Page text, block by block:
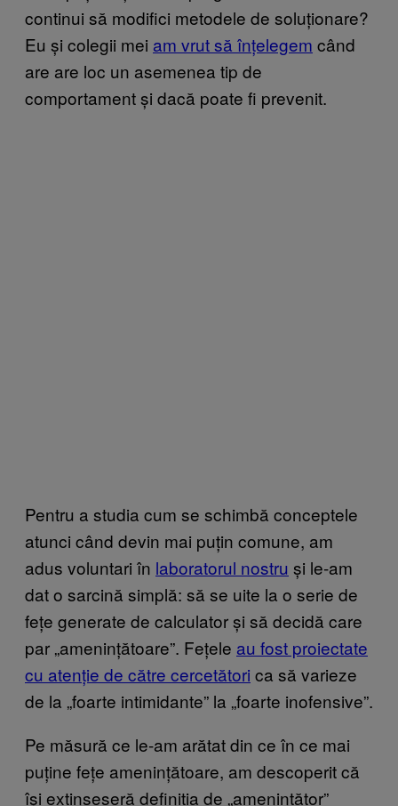
continui să modifici metodele de soluționare?
Eu și colegii mei am vrut să înțelegem când
are are loc un asemenea tip de
comportament și dacă poate fi prevenit.
Pentru a studia cum se schimbă conceptele
atunci când devin mai puțin comune, am
adus voluntari în laboratorul nostru și le-am
dat o sarcină simplă: să se uite la o serie de
fețe generate de calculator și să decidă care
par „amenințătoare”. Fețele au fost proiectate
cu atenție de către cercetători ca să varieze
de la „foarte intimidante” la „foarte inofensive”.
Pe măsură ce le-am arătat din ce în ce mai
puține fețe amenințătoare, am descoperit că
își extinseseră definiția de „amenințător”